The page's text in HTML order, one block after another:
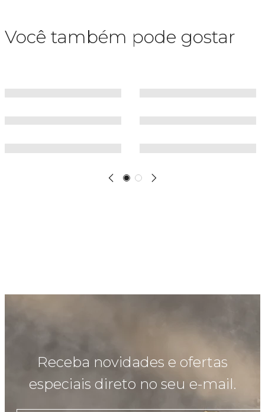
Você também pode gostar
Receba novidades e ofertas
especiais direto no seu e-mail.